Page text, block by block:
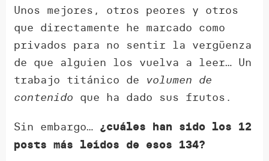
Unos mejores, otros peores y otros
que directamente he marcado como
privados para no sentir la vergüenza
de que alguien los vuelva a leer… Un
trabajo titánico de volumen de
contenido que ha dado sus frutos.
Sin embargo… ¿cuáles han sido los 12
posts más leídos de esos 134?